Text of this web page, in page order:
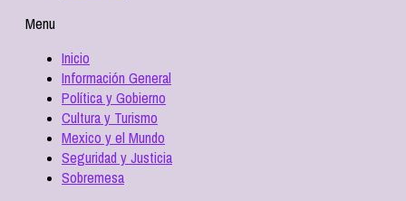
Menu
Inicio
Información General
Política y Gobierno
Cultura y Turismo
Mexico y el Mundo
Seguridad y Justicia
Sobremesa